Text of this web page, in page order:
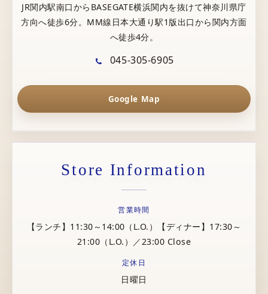
JR関内駅南口からBASEGATE横浜関内を抜けて神奈川県庁
方向へ徒歩6分。MM線日本大通り駅1版出口から関内方面
へ徒歩4分。
045-305-6905
Google Map
Store Information
営業時間
【ランチ】11:30～14:00（L.O.）【ディナー】17:30～
21:00（L.O.）／23:00 Close
定休日
日曜日